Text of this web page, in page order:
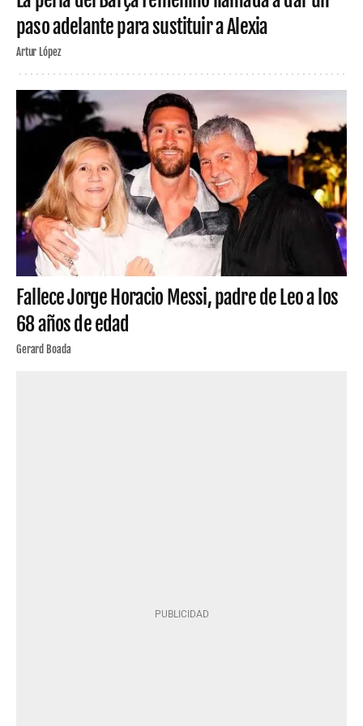
paso adelante para sustituir a Alexia
Artur López
Fallece Jorge Horacio Messi, padre de Leo a los
68 años de edad
Gerard Boada